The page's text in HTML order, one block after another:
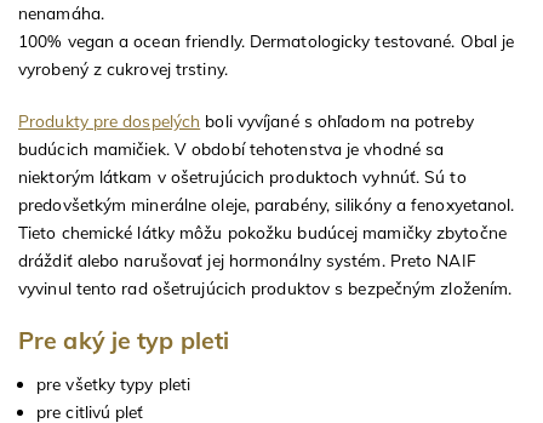
nenamáha.
100% vegan a ocean friendly. Dermatologicky testované. Obal je
vyrobený z cukrovej trstiny.
Produkty pre dospelých boli vyvíjané s ohľadom na potreby
budúcich mamičiek. V období tehotenstva je vhodné sa
niektorým látkam v ošetrujúcich produktoch vyhnúť. Sú to
predovšetkým minerálne oleje, parabény, silikóny a fenoxyetanol.
Tieto chemické látky môžu pokožku budúcej mamičky zbytočne
dráždiť alebo narušovať jej hormonálny systém. Preto NAIF
vyvinul tento rad ošetrujúcich produktov s bezpečným zložením.
Pre aký je typ pleti
pre všetky typy pleti
pre citlivú pleť